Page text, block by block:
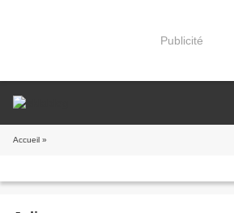
Publicité
Accueil »